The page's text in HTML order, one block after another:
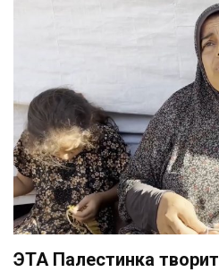
ЭТА Палестинка